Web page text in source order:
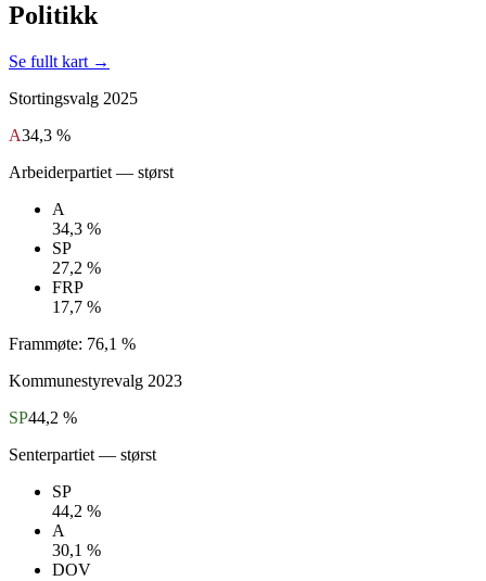
Politikk
Se fullt kart →
Stortingsvalg 2025
A34,3 %
Arbeiderpartiet — størst
A
34,3 %
SP
27,2 %
FRP
17,7 %
Frammøte: 76,1 %
Kommunestyrevalg 2023
SP44,2 %
Senterpartiet — størst
SP
44,2 %
A
30,1 %
DOV